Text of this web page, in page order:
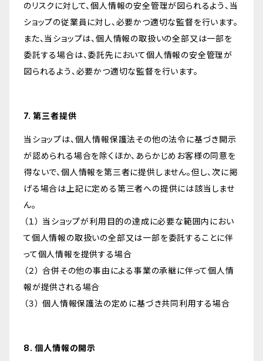
のリスクに対して、個人情報の安全管理が図られるよう、当
ショップの従業員に対し、必要かつ適切な監督を行います。
また、当ショップは、個人情報の取扱いの全部又は一部を
委託する場合は、委託先において個人情報の安全管理が
図られるよう、必要かつ適切な監督を行います。
7. 第三者提供
当ショップは、個人情報保護法その他の法令に基づき開示
が認められる場合を除くほか、あらかじめお客様の同意を
得ないで、個人情報を第三者に提供しません。但し、次に掲
げる場合は上記に定める第三者への提供には該当しませ
ん。
（１） 当ショップが利用目的の達成に必要な範囲内におい
て個人情報の取扱いの全部又は一部を委託することに伴
って個人情報を提供する場合
（２） 合併その他の事由による事業の承継に伴って個人情
報が提供される場合
（３） 個人情報保護法の定めに基づき共同利用する場合
8. 個人情報の開示